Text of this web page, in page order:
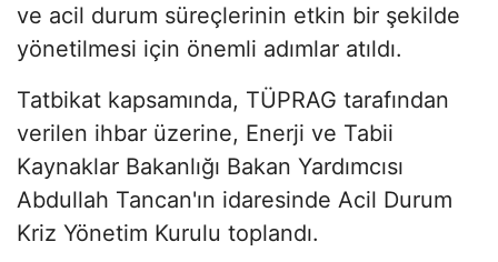
ve acil durum süreçlerinin etkin bir şekilde
yönetilmesi için önemli adımlar atıldı.
Tatbikat kapsamında, TÜPRAG tarafından
verilen ihbar üzerine, Enerji ve Tabii
Kaynaklar Bakanlığı Bakan Yardımcısı
Abdullah Tancan'ın idaresinde Acil Durum
Kriz Yönetim Kurulu toplandı.